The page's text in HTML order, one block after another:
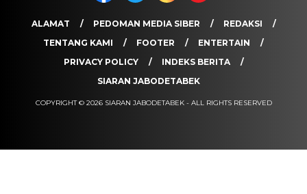
ALAMAT PEDOMAN MEDIA SIBER
REDAKSI
TENTANG KAMI
FOOTER
ENTERTAIN
PRIVACY POLICY
INDEKS BERITA
SIARAN JABODETABEK
COPYRIGHT © 2026 SIARAN JABODETABEK - ALL RIGHTS RESERVED